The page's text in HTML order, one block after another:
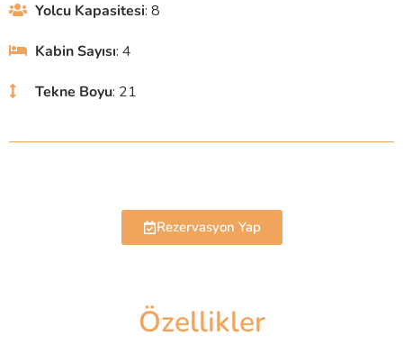
Yolcu Kapasitesi: 8
Kabin Sayısı: 4
Tekne Boyu: 21
Rezervasyon Yap
Özellikler